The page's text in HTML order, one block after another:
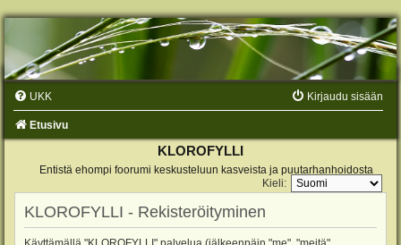
UKK Kirjaudu sisään
Etusivu
KLOROFYLLI
Entistä ehompi foorumi keskusteluun kasveista ja puutarhanhoidosta
Kieli:
KLOROFYLLI - Rekisteröityminen